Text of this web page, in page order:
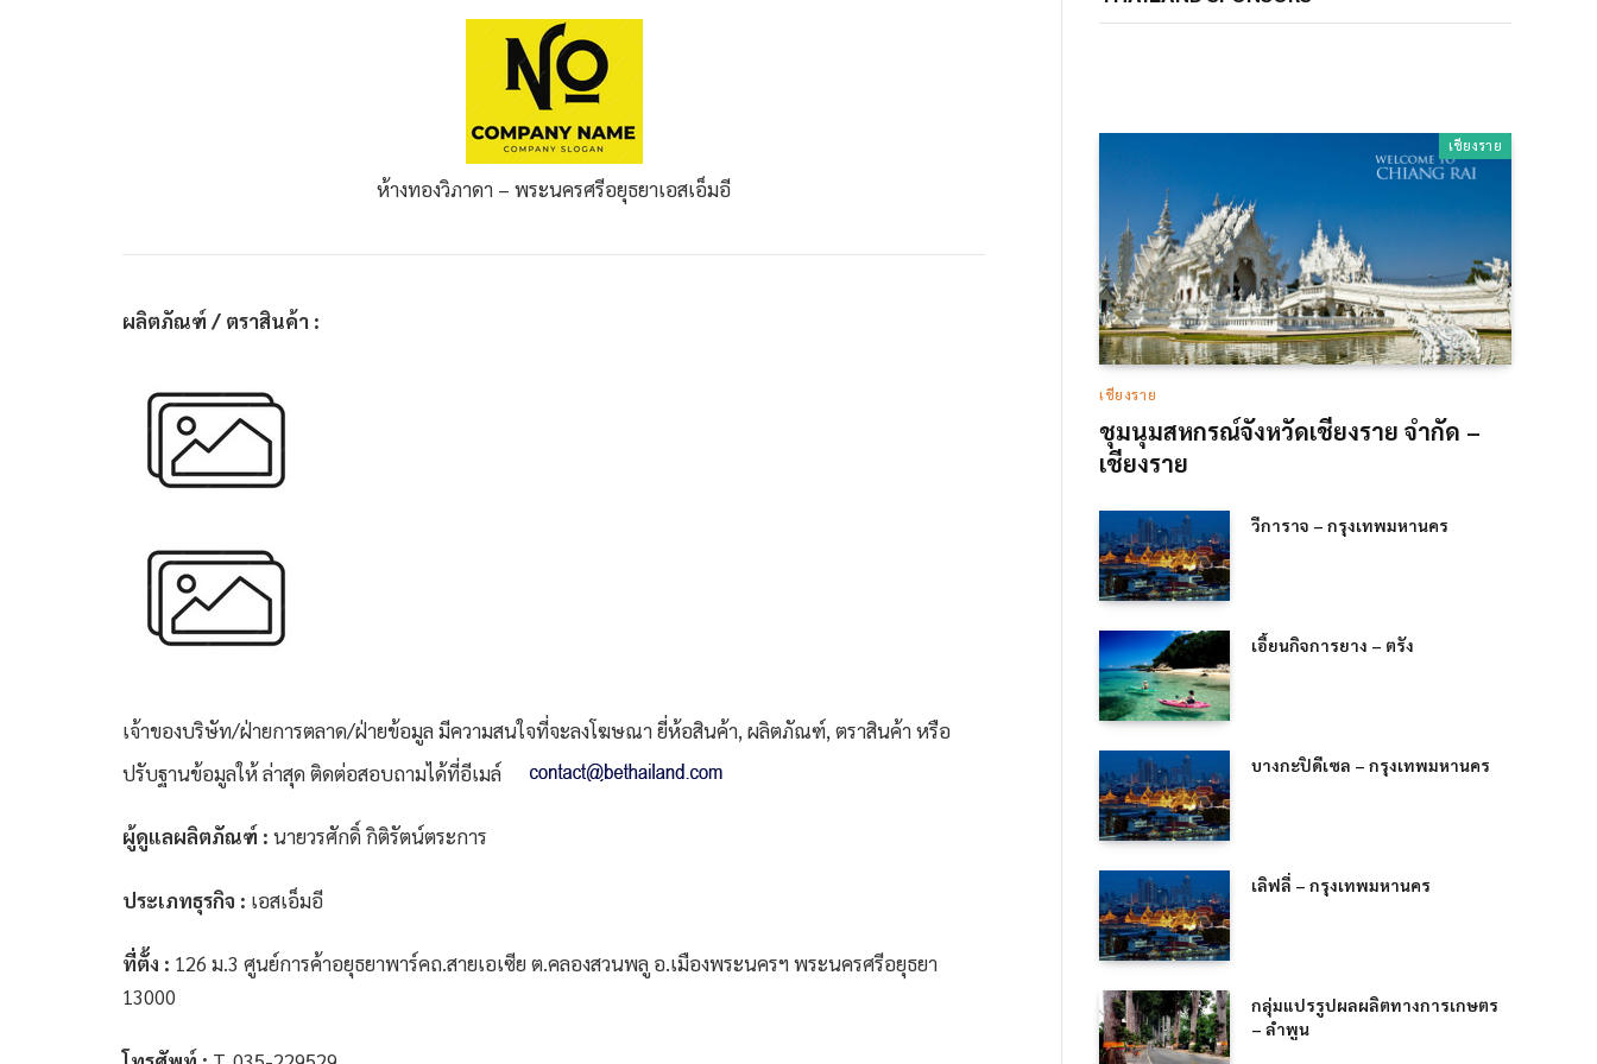
ห้างทองวิภาดา – พระนครศรีอยุธยาเอสเอ็มอี
ผลิตภัณฑ์ / ตราสินค้า :
เจ้าของบริษัท/ฝ่ายการตลาด/ฝ่ายข้อมูล มีความสนใจที่จะลงโฆษณา ยี่ห้อสินค้า, ผลิตภัณฑ์, ตราสินค้า หรือ
ปรับฐานข้อมูลให้ ล่าสุด ติดต่อสอบถามได้ที่อีเมล์
ผู้ดูแลผลิตภัณฑ์ : นายวรศักดิ์ กิติรัตน์ตระการ
ประเภทธุรกิจ : เอสเอ็มอี
ที่ตั้ง : 126 ม.3 ศูนย์การค้าอยุธยาพาร์คถ.สายเอเซีย ต.คลองสวนพลู อ.เมืองพระนครฯ พระนครศรีอยุธยา
13000
เชียงราย
เชียงราย
ชุมนุมสหกรณ์จังหวัดเชียงราย จำกัด –
เชียงราย
วีการาจ – กรุงเทพมหานคร
เอี้ยนกิจการยาง – ตรัง
บางกะปิดีเซล – กรุงเทพมหานคร
เลิฟลี่ – กรุงเทพมหานคร
กลุ่มแปรรูปผลผลิตทางการเกษตร
– ลำพูน